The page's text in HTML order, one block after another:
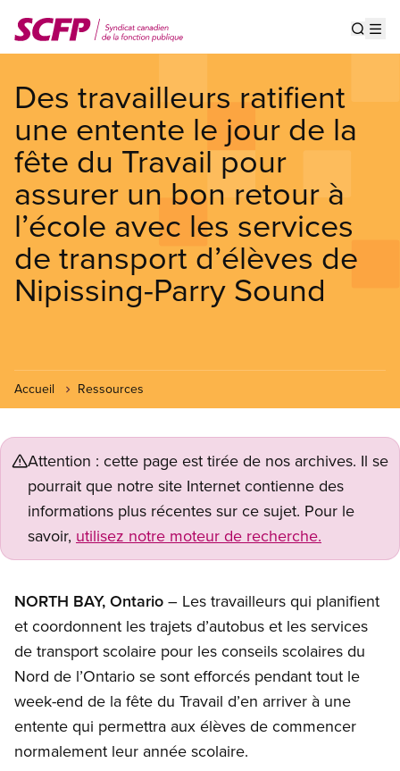
au
contenu
Des travailleurs ratifient
une entente le jour de la
fête du Travail pour
assurer un bon retour à
l’école avec les services
de transport d’élèves de
Nipissing-Parry Sound
Accueil Ressources
Attention : cette page est tirée de nos archives. Il se
pourrait que notre site Internet contienne des
informations plus récentes sur ce sujet. Pour le
savoir, utilisez notre moteur de recherche.
NORTH BAY, Ontario – Les travailleurs qui planifient
et coordonnent les trajets d’autobus et les services
de transport scolaire pour les conseils scolaires du
Nord de l’Ontario se sont efforcés pendant tout le
week-end de la fête du Travail d’en arriver à une
entente qui permettra aux élèves de commencer
normalement leur année scolaire.